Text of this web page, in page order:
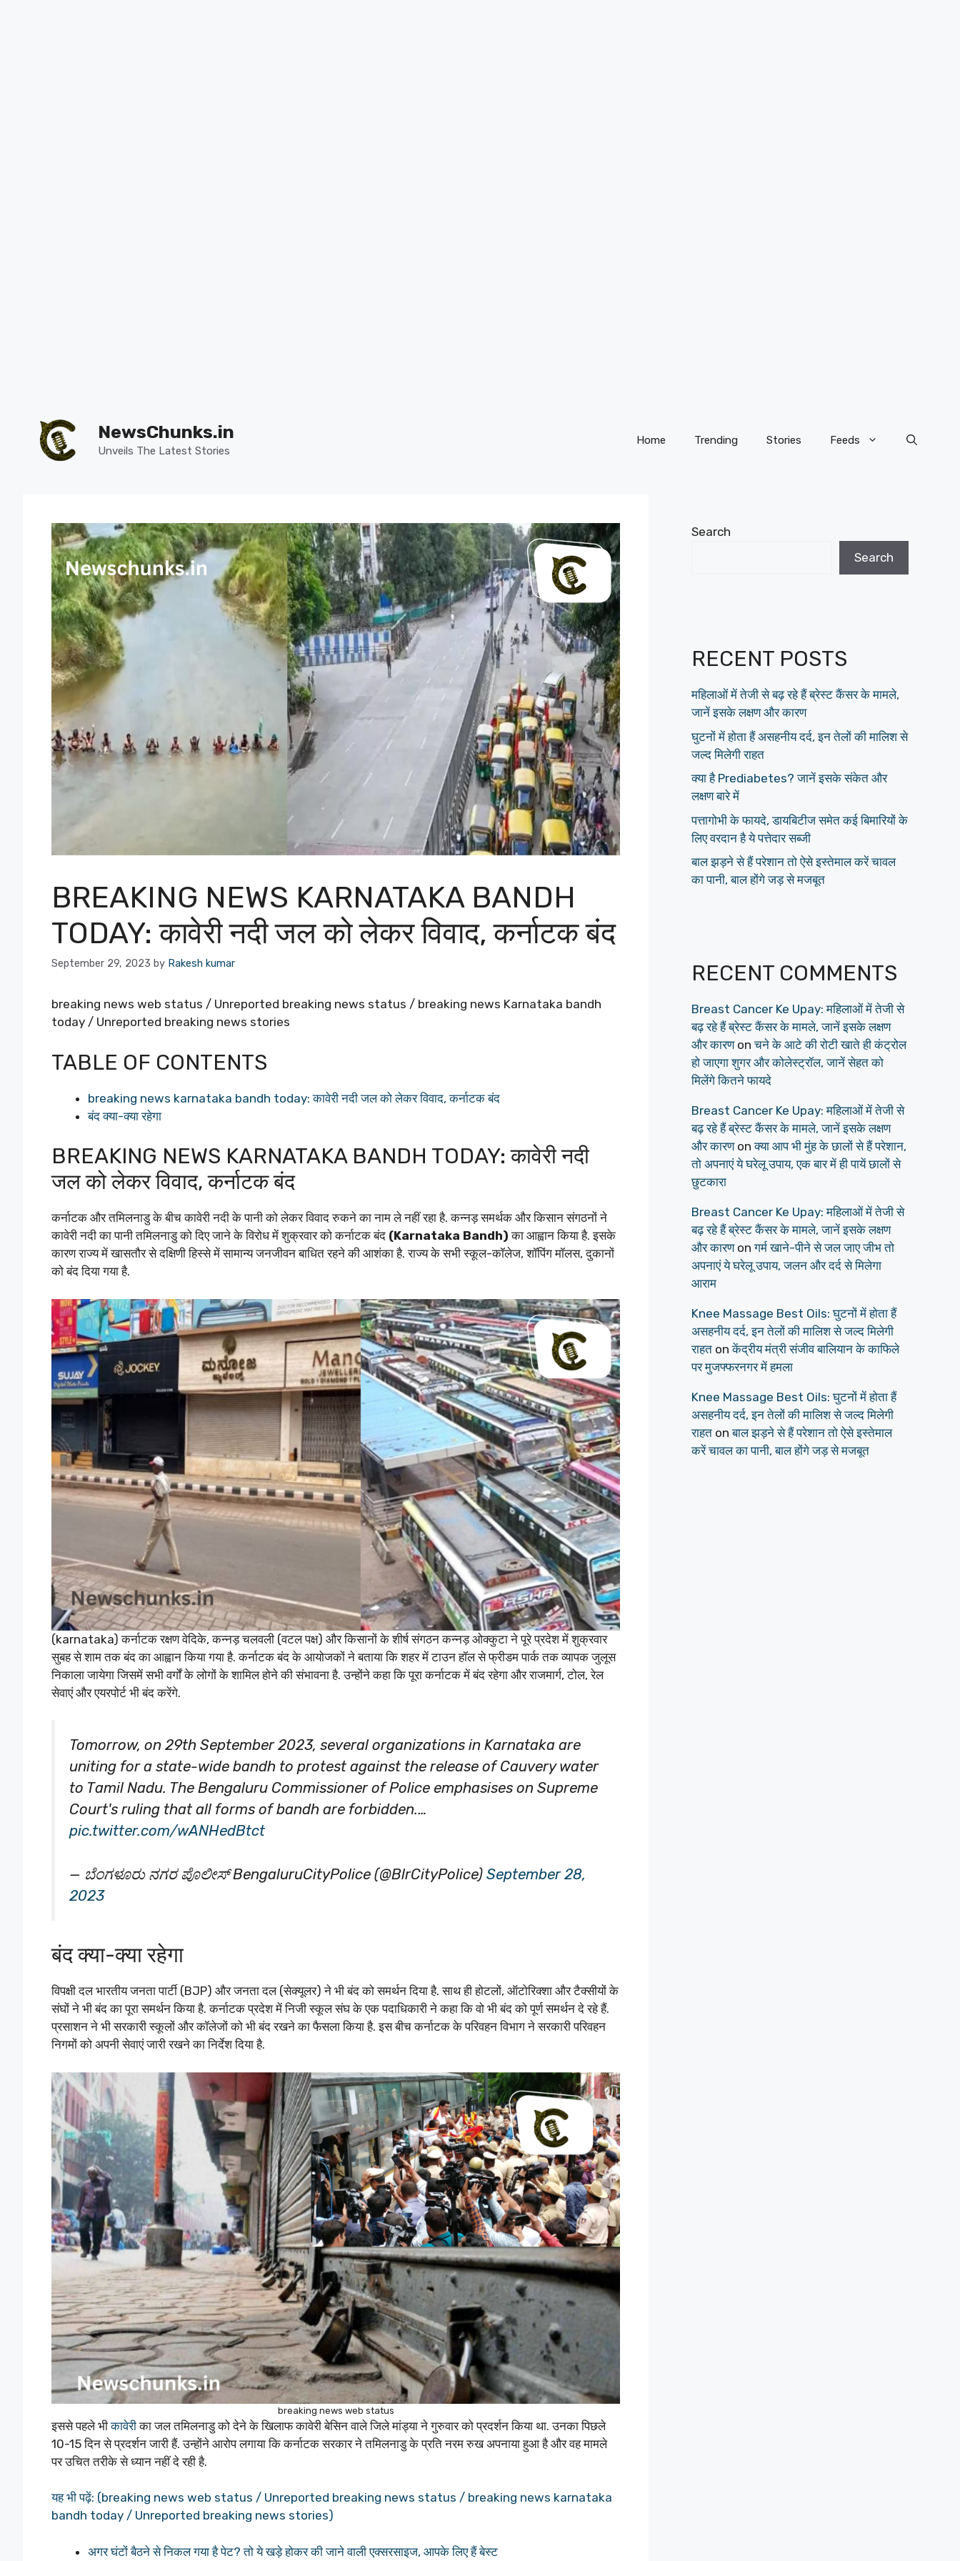
content
NewsChunks.in
Unveils The Latest Stories
Home Trending Stories Feeds
BREAKING NEWS KARNATAKA BANDH
TODAY: कावेरी नदी जल को लेकर विवाद, कर्नाटक बंद
September 29, 2023 by Rakesh kumar
breaking news web status / Unreported breaking news status / breaking news Karnataka bandh
today / Unreported breaking news stories
TABLE OF CONTENTS
breaking news karnataka bandh today: कावेरी नदी जल को लेकर विवाद, कर्नाटक बंद
बंद क्या-क्या रहेगा
BREAKING NEWS KARNATAKA BANDH TODAY: कावेरी नदी
जल को लेकर विवाद, कर्नाटक बंद
कर्नाटक और तमिलनाडु के बीच कावेरी नदी के पानी को लेकर विवाद रुकने का नाम ले नहीं रहा है. कन्नड़ समर्थक और किसान संगठनों ने
कावेरी नदी का पानी तमिलनाडु को दिए जाने के विरोध में शुक्रवार को कर्नाटक बंद (Karnataka Bandh) का आह्वान किया है. इसके
कारण राज्य में खासतौर से दक्षिणी हिस्से में सामान्य जनजीवन बाधित रहने की आशंका है. राज्य के सभी स्कूल-कॉलेज, शॉपिंग मॉलस, दुकानों
को बंद दिया गया है.
(karnataka) कर्नाटक रक्षण वेदिके, कन्नड़ चलवली (वटल पक्ष) और किसानों के शीर्ष संगठन कन्नड़ ओक्कुटा ने पूरे प्रदेश में शुक्रवार
सुबह से शाम तक बंद का आह्वान किया गया है. कर्नाटक बंद के आयोजकों ने बताया कि शहर में टाउन हॉल से फ्रीडम पार्क तक व्यापक जुलूस
निकाला जायेगा जिसमें सभी वर्गों के लोगों के शामिल होने की संभावना है. उन्होंने कहा कि पूरा कर्नाटक में बंद रहेगा और राजमार्ग, टोल, रेल
सेवाएं और एयरपोर्ट भी बंद करेंगे.
Tomorrow, on 29th September 2023, several organizations in Karnataka are
uniting for a state-wide bandh to protest against the release of Cauvery water
to Tamil Nadu. The Bengaluru Commissioner of Police emphasises on Supreme
Court's ruling that all forms of bandh are forbidden.…
pic.twitter.com/wANHedBtct
— ಬೆಂಗಳೂರು ನಗರ ಪೊಲೀಸ್‌ BengaluruCityPolice (@BlrCityPolice) September 28,
2023
बंद क्या-क्या रहेगा
विपक्षी दल भारतीय जनता पार्टी (BJP) और जनता दल (सेक्यूलर) ने भी बंद को समर्थन दिया है. साथ ही होटलों, ऑटोरिक्शा और टैक्सीयों के
संघों ने भी बंद का पूरा समर्थन किया है. कर्नाटक प्रदेश में निजी स्कूल संघ के एक पदाधिकारी ने कहा कि वो भी बंद को पूर्ण समर्थन दे रहे हैं.
प्रसाशन ने भी सरकारी स्कूलों और कॉलेजों को भी बंद रखने का फैसला किया है. इस बीच कर्नाटक के परिवहन विभाग ने सरकारी परिवहन
निगमों को अपनी सेवाएं जारी रखने का निर्देश दिया है.
breaking news web status
इससे पहले भीकावेरीका जल तमिलनाडु को देने के खिलाफ कावेरी बेसिन वाले जिले मांड्या ने गुरुवार को प्रदर्शन किया था. उनका पिछले
10-15 दिन से प्रदर्शन जारी हैं. उन्होंने आरोप लगाया कि कर्नाटक सरकार ने तमिलनाडु के प्रति नरम रुख अपनाया हुआ है और वह मामले
पर उचित तरीके से ध्यान नहीं दे रही है.
यह भी पढ़ें: (breaking news web status / Unreported breaking news status / breaking news karnataka
bandh today / Unreported breaking news stories)
अगर घंटों बैठने से निकल गया है पेट? तो ये खड़े होकर की जाने वाली एक्सरसाइज, आपके लिए हैं बेस्ट
Search
Search
RECENT POSTS
महिलाओं में तेजी से बढ़ रहे हैं ब्रेस्ट कैंसर के मामले,
जानें इसके लक्षण और कारण
घुटनों में होता हैं असहनीय दर्द, इन तेलों की मालिश से
जल्द मिलेगी राहत
क्या है Prediabetes? जानें इसके संकेत और
लक्षण बारे में
पत्तागोभी के फायदे, डायबिटीज समेत कई बिमारियों के
लिए वरदान है ये पत्तेदार सब्जी
बाल झड़ने से हैं परेशान तो ऐसे इस्तेमाल करें चावल
का पानी, बाल होंगे जड़ से मजबूत
RECENT COMMENTS
Breast Cancer Ke Upay: महिलाओं में तेजी से
बढ़ रहे हैं ब्रेस्ट कैंसर के मामले, जानें इसके लक्षण
और कारणonचने के आटे की रोटी खाते ही कंट्रोल
हो जाएगा शुगर और कोलेस्ट्रॉल, जानें सेहत को
मिलेंगे कितने फायदे
Breast Cancer Ke Upay: महिलाओं में तेजी से
बढ़ रहे हैं ब्रेस्ट कैंसर के मामले, जानें इसके लक्षण
और कारणonक्या आप भी मुंह के छालों से हैं परेशान,
तो अपनाएं ये घरेलू उपाय, एक बार में ही पायें छालों से
छुटकारा
Breast Cancer Ke Upay: महिलाओं में तेजी से
बढ़ रहे हैं ब्रेस्ट कैंसर के मामले, जानें इसके लक्षण
और कारणonगर्म खाने-पीने से जल जाए जीभ तो
अपनाएं ये घरेलू उपाय, जलन और दर्द से मिलेगा
आराम
Knee Massage Best Oils: घुटनों में होता हैं
असहनीय दर्द, इन तेलों की मालिश से जल्द मिलेगी
राहत onकेंद्रीय मंत्री संजीव बालियान के काफिले
पर मुजफ्फरनगर में हमला
Knee Massage Best Oils: घुटनों में होता हैं
असहनीय दर्द, इन तेलों की मालिश से जल्द मिलेगी
राहत onबाल झड़ने से हैं परेशान तो ऐसे इस्तेमाल
करें चावल का पानी, बाल होंगे जड़ से मजबूत